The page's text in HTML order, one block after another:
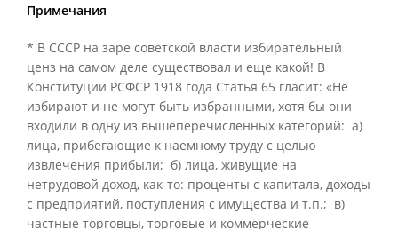
Примечания
* В СССР на заре советской власти избирательный
ценз на самом деле существовал и еще какой! В
Конституции РСФСР 1918 года Статья 65 гласит: «Не
избирают и не могут быть избранными, хотя бы они
входили в одну из вышеперечисленных категорий: а)
лица, прибегающие к наемному труду с целью
извлечения прибыли; б) лица, живущие на
нетрудовой доход, как-то: проценты с капитала, доходы
с предприятий, поступления с имущества и т.п.; в)
частные торговцы, торговые и коммерческие